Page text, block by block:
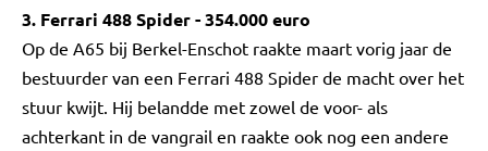
3. Ferrari 488 Spider - 354.000 euro
Op de A65 bij Berkel-Enschot raakte maart vorig jaar de
bestuurder van een Ferrari 488 Spider de macht over het
stuur kwijt. Hij belandde met zowel de voor- als
achterkant in de vangrail en raakte ook nog een andere